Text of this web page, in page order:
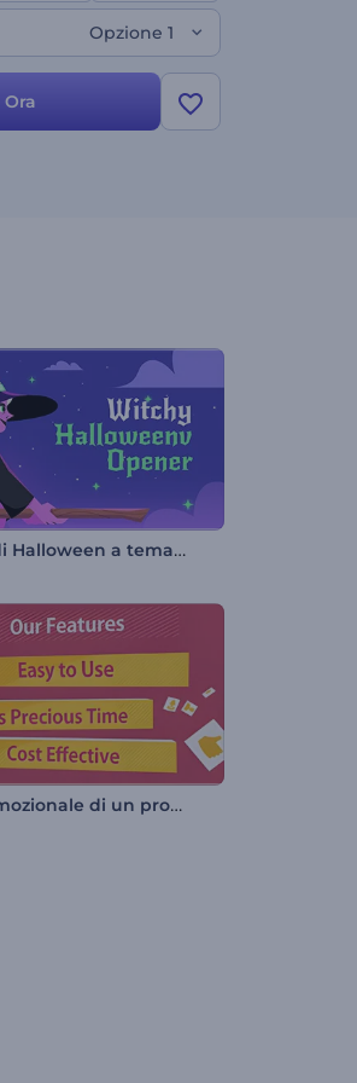
e molto altro. Crea ora e
sogno innevato!
Opzione 1
Ora
Apertura di Halloween a tema streghe
Video promozionale di un prodotto o servizio